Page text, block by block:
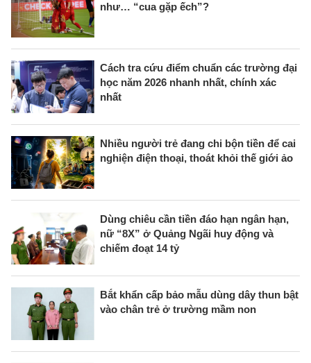
như… “cua gặp ếch”?
Cách tra cứu điểm chuẩn các trường đại
học năm 2026 nhanh nhất, chính xác
nhất
Nhiều người trẻ đang chi bộn tiền để cai
nghiện điện thoại, thoát khỏi thế giới ảo
Dùng chiêu cần tiền đáo hạn ngân hạn,
nữ “8X” ở Quảng Ngãi huy động và
chiếm đoạt 14 tỷ
Bắt khẩn cấp bảo mẫu dùng dây thun bật
vào chân trẻ ở trường mầm non